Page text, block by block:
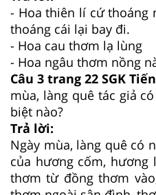
- Hoa thiên lí cứ thoáng
thoáng cái lại bay đi.
- Hoa cau thơm lạ lùng
- Hoa ngâu thơm nồng
Câu 3 trang 22 SGK
mùa, làng quê tác giả
biệt nào?
Trả lời:
Ngày mùa, làng quê có
của hương cốm,
thơm từ đồng thơm